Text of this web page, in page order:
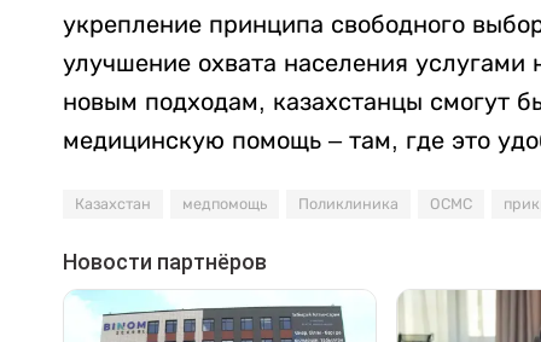
укрепление принципа свободного
улучшение охвата населения услугами
новым подходам, казахстанцы смогут
медицинскую помощь – там, где это
Казахстан медпомощь Поликлиника ОСМС